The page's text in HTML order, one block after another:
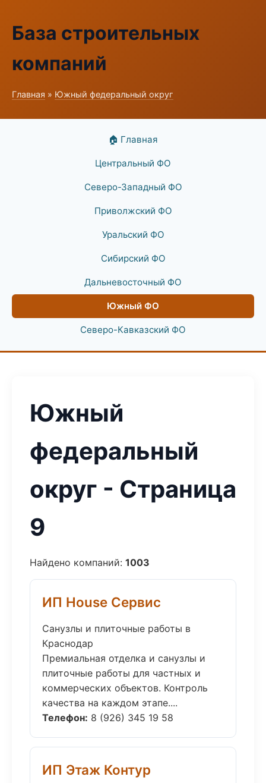
База строительных
компаний
Главная » Южный федеральный округ
🏠 Главная
Центральный ФО
Северо-Западный ФО
Приволжский ФО
Уральский ФО
Сибирский ФО
Дальневосточный ФО
Южный ФО
Северо-Кавказский ФО
Южный
федеральный
округ - Страница
9
Найдено компаний: 1003
ИП House Сервис
Санузлы и плиточные работы в
Краснодар
Премиальная отделка и санузлы и
плиточные работы для частных и
коммерческих объектов. Контроль
качества на каждом этапе....
Телефон: 8 (926) 345 19 58
ИП Этаж Контур